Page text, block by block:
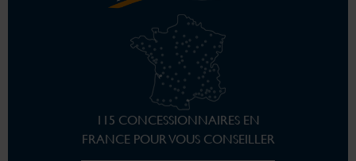
115 CONCESSIONNAIRES EN
FRANCE POUR VOUS CONSEILLER